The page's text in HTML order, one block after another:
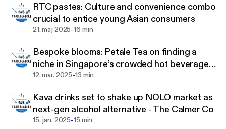
RTC pastes: Culture and convenience combo
crucial to entice young Asian consumers
21. maj 2025-16 min
Bespoke blooms: Petale Tea on finding a
niche in Singapore’s crowded hot beverage
category
12. mar. 2025-13 min
Kava drinks set to shake up NOLO market as
next-gen alcohol alternative - The Calmer Co
15. jan. 2025-15 min